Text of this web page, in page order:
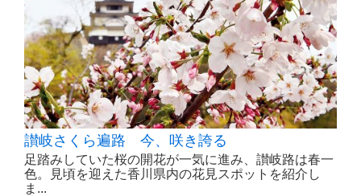
讃岐さくら遍路 今、咲き誇る
足踏みしていた桜の開花が一気に進み、讃岐路は春一
色。見頃を迎えた香川県内の花見スポットを紹介し
ま...